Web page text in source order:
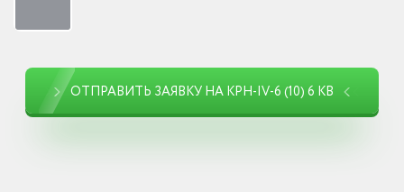
ОТПРАВИТЬ ЗАЯВКУ НА КРН-IV-6 (10) 6 КВ